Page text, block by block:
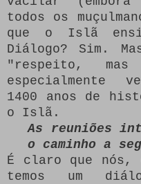
todos os
que o Islã
Diálogo?
Sim.
"respeito,
especialmente
1400 anos de
o Islã.
As reuniões
o caminho a
É claro que nós,
temos um